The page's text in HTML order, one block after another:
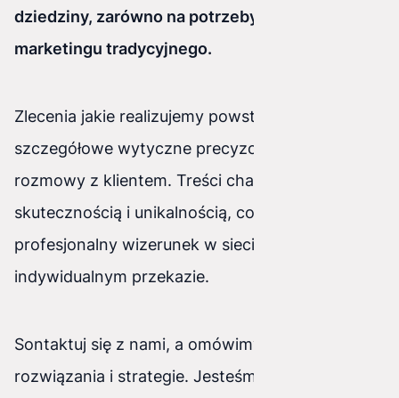
dziedziny, zarówno na potrzeby sieci jak i
marketingu tradycyjnego.
Zlecenia jakie realizujemy powstają w oparciu o
szczegółowe wytyczne precyzowane podczas
rozmowy z klientem. Treści charakteryzują się
skutecznością i unikalnością, co buduje
profesjonalny wizerunek w sieci, oparty na
indywidualnym przekazie.
Sontaktuj się z nami, a omówimy możliwe
rozwiązania i strategie. Jesteśmy zawsze do